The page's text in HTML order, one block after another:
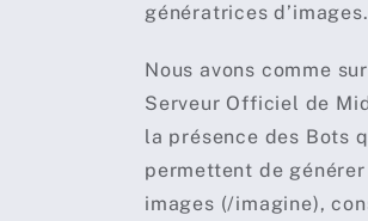
génératrices d’images.
Nous avons comme
Serveur Officiel de
la présence des Bots
permettent de générer
images (/imagine),